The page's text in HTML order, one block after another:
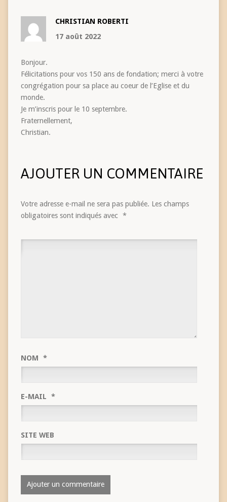
CHRISTIAN ROBERTI
17 août 2022
Bonjour.
Félicitations pour vos 150 ans de fondation; merci à votre
congrégation pour sa place au coeur de l’Eglise et du
monde.
Je m’inscris pour le 10 septembre.
Fraternellement,
Christian.
AJOUTER UN COMMENTAIRE
Votre adresse e-mail ne sera pas publiée. Les champs
obligatoires sont indiqués avec *
NOM *
E-MAIL *
SITE WEB